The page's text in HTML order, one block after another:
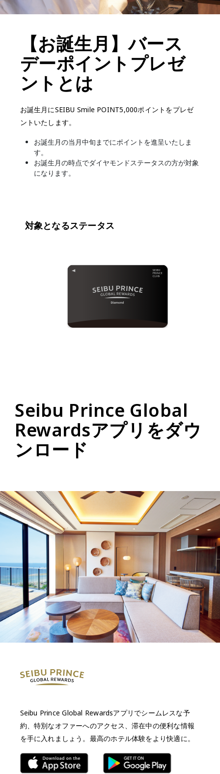
【お誕生月】バース
デーポイントプレゼ
ントとは
お誕生月にSEIBU Smile POINT5,000ポイントをプレゼ
ントいたします。
お誕生月の当月中旬までにポイントを進呈いたしま
す。
お誕生月の時点でダイヤモンドステータスの方が対象
になります。
対象となるステータス
Seibu Prince Global
Rewardsアプリをダウ
ンロード
Seibu Prince Global Rewardsアプリでシームレスな予
約、特別なオファーへのアクセス、滞在中の便利な情報
を手に入れましょう。最高のホテル体験をより快適に。